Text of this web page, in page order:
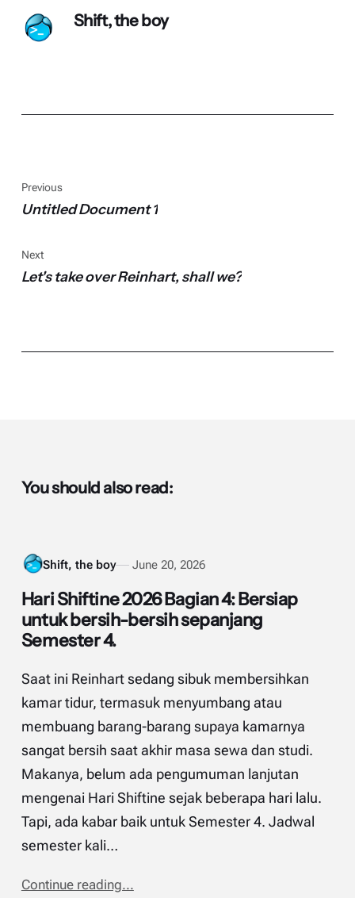
Shift, the boy
Previous
Untitled Document 1
Next
Let's take over Reinhart, shall we?
You should also read:
Shift, the boy June 20, 2026
Hari Shiftine 2026 Bagian 4: Bersiap
untuk bersih-bersih sepanjang
Semester 4.
Saat ini Reinhart sedang sibuk membersihkan
kamar tidur, termasuk menyumbang atau
membuang barang-barang supaya kamarnya
sangat bersih saat akhir masa sewa dan studi.
Makanya, belum ada pengumuman lanjutan
mengenai Hari Shiftine sejak beberapa hari lalu.
Tapi, ada kabar baik untuk Semester 4. Jadwal
semester kali…
Continue reading...